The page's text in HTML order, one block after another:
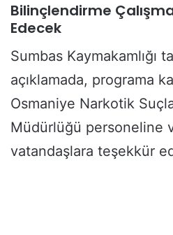
Bilinçlendirme
Edecek
Sumbas Kaymakamlığı
açıklamada, programa
Osmaniye Narkotik
Müdürlüğü personeline
vatandaşlara teşekkür